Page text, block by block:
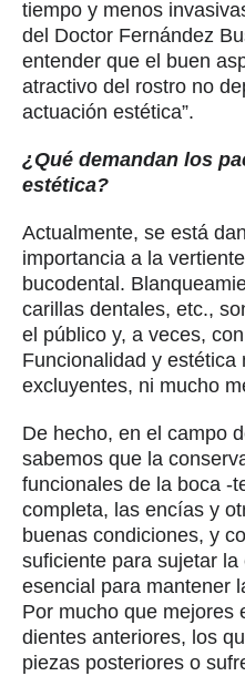
tiempo y menos
del Doctor Fernández
entender que el buen
atractivo del rostro no
actuación estética”.
¿Qué demandan los
estética?
Actualmente, se está
importancia a la
bucodental.
carillas dentales, etc.,
el público y, a veces,
Funcionalidad y estética
excluyentes, ni mucho
De hecho, en el campo
sabemos que la
funcionales de la boca -
completa, las encías y
buenas condiciones, y
suficiente para sujetar
esencial para mantener
Por mucho que mejores
dientes anteriores, los
piezas posteriores o